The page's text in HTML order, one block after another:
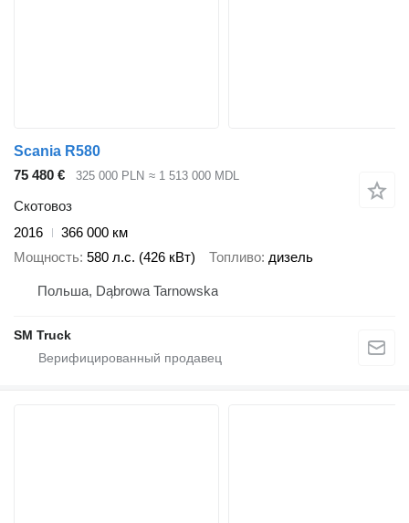
Scania R580
75 480 €
325 000 PLN ≈ 1 513 000 MDL
Скотовоз
2016
366 000 км
Мощность 580 л.с. (426 кВт) Топливо дизель
Польша, Dąbrowa Tarnowska
SM Truck